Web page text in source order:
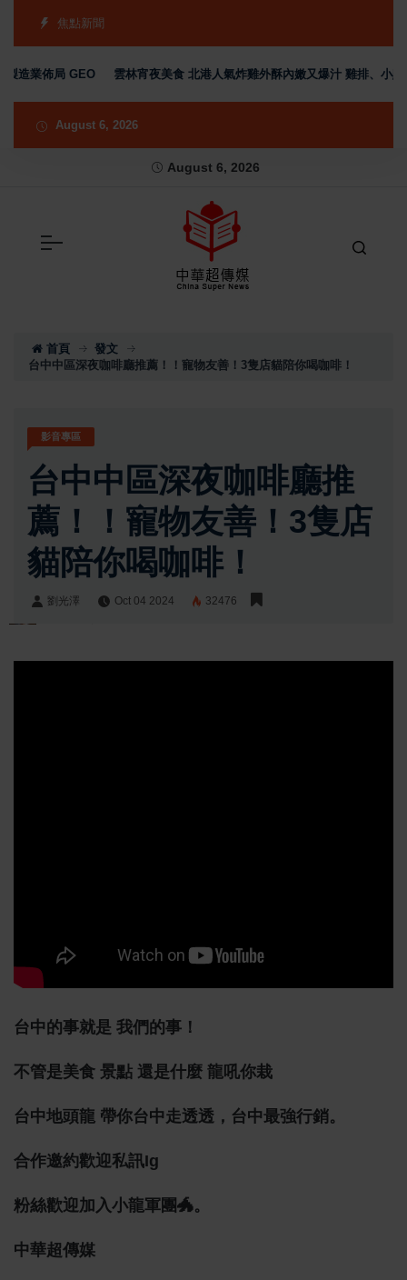
焦點新聞
業佈局 GEO 雲林宵夜美食 北港人氣炸雞外酥內嫩又爆汁 雞排、小點、
August 6, 2026
August 6, 2026
首頁
發文
台中中區深夜咖啡廳推薦！！寵物友善！3隻店貓陪你喝咖啡！
影音專區
台中中區深夜咖啡廳推
薦！！寵物友善！3隻店
貓陪你喝咖啡！
劉光澤 Oct 04 2024 32476
台中的事就是 我們的事！
不管是美食 景點 還是什麼 龍吼你栽
台中地頭龍 帶你台中走透透，台中最強行銷。
合作邀約歡迎私訊ig
粉絲歡迎加入小龍軍團🐲。
中華超傳媒